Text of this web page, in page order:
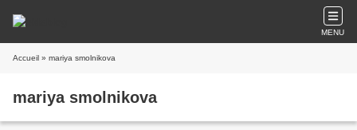
MENU
Accueil » mariya smolnikova
mariya smolnikova